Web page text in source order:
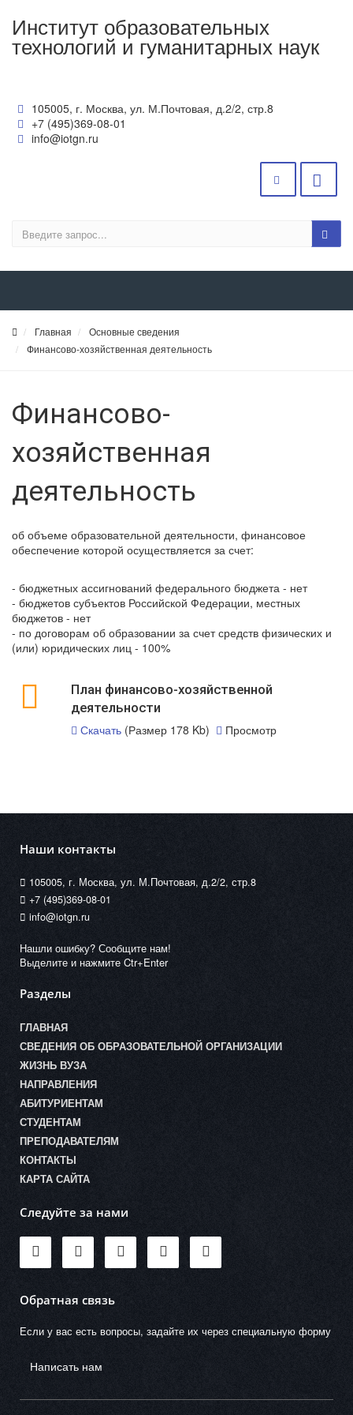
Институт образовательных
технологий и гуманитарных наук
105005, г. Москва, ул. М.Почтовая, д.2/2, стр.8
+7 (495)369-08-01
info@iotgn.ru
Главная
Основные сведения
Финансово-хозяйственная деятельность
Финансово-
хозяйственная
деятельность
об объеме образовательной деятельности, финансовое
обеспечение которой осуществляется за счет:
- бюджетных ассигнований федерального бюджета - нет
- бюджетов субъектов Российской Федерации, местных
бюджетов - нет
- по договорам об образовании за счет средств физических и
(или) юридических лиц - 100%
План финансово-хозяйственной
деятельности
Скачать(Размер 178 Kb) Просмотр
Наши контакты
105005, г. Москва, ул. М.Почтовая, д.2/2, стр.8
+7 (495)369-08-01
info@iotgn.ru
Нашли ошибку? Сообщите нам!
Выделите и нажмите Ctr+Enter
Разделы
ГЛАВНАЯ
СВЕДЕНИЯ ОБ ОБРАЗОВАТЕЛЬНОЙ ОРГАНИЗАЦИИ
ЖИЗНЬ ВУЗА
НАПРАВЛЕНИЯ
АБИТУРИЕНТАМ
СТУДЕНТАМ
ПРЕПОДАВАТЕЛЯМ
КОНТАКТЫ
КАРТА САЙТА
Следуйте за нами
Обратная связь
Если у вас есть вопросы, задайте их через специальную форму
Написать нам